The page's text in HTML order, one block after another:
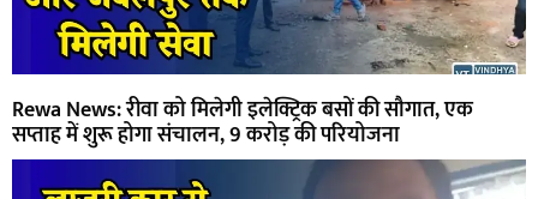
Rewa News: रीवा को मिलेगी इलेक्ट्रिक बसों की सौगात, एक
सप्ताह में शुरू होगा संचालन, 9 करोड़ की परियोजना